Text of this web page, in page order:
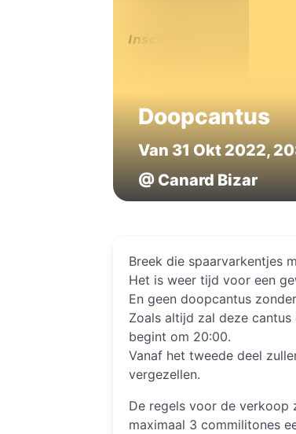
Doopcantus
Van 31 Okt 2022,
@ Canard Bizar
Breek die spaarvarkentjes
Het is weer tijd voor een
En geen doopcantus
Zoals altijd zal deze
begint om 20:00.
Vanaf het tweede deel
vergezellen.
De regels voor de verkoop
maximaal 3 commilitones